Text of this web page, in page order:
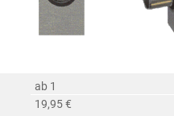
ab 1
19,95 €